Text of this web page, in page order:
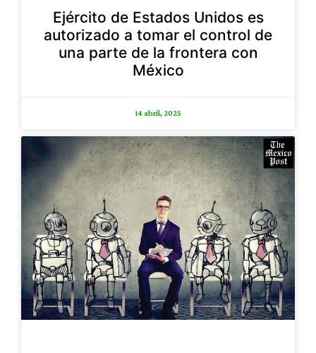
Ejército de Estados Unidos es
autorizado a tomar el control de
una parte de la frontera con
México
14 abril, 2025